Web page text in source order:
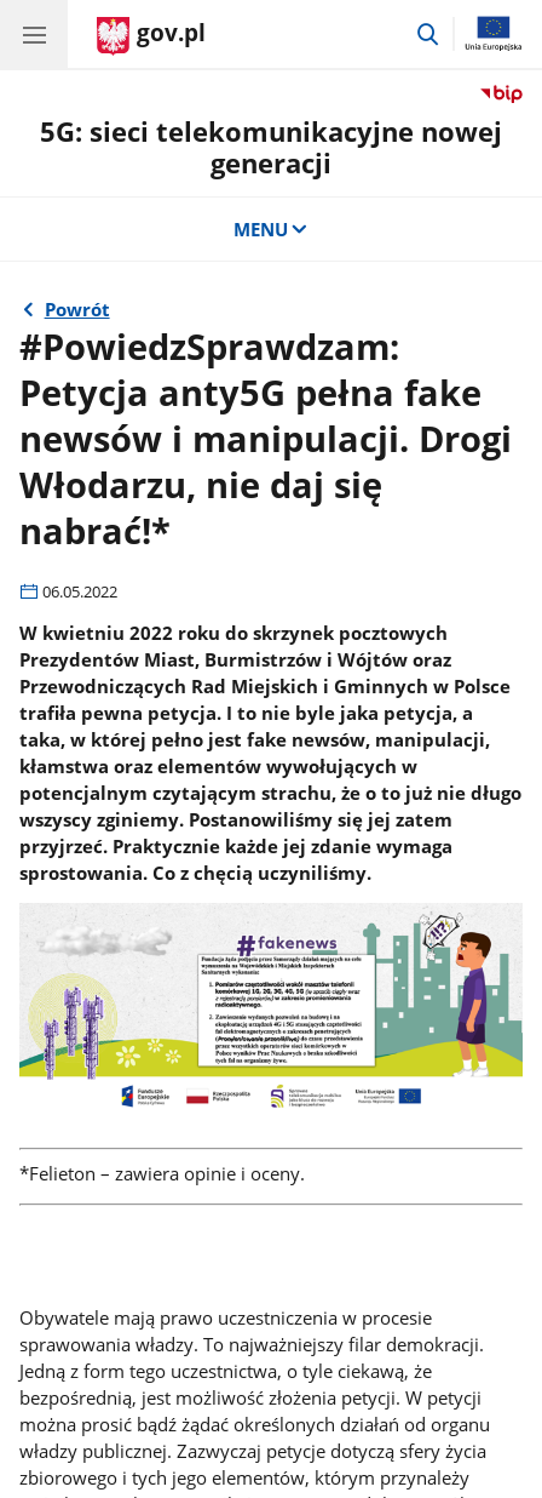
gov.pl
przejdź
5G: sieci telekomunikacyjne nowej
generacji
MENU
Powrót
#PowiedzSprawdzam:
Petycja anty5G pełna fake
newsów i manipulacji. Drogi
Włodarzu, nie daj się
nabrać!*
06.05.2022
W kwietniu 2022 roku do skrzynek pocztowych
Prezydentów Miast, Burmistrzów i Wójtów oraz
Przewodniczących Rad Miejskich i Gminnych w Polsce
trafiła pewna petycja. I to nie byle jaka petycja, a
taka, w której pełno jest fake newsów, manipulacji,
kłamstwa oraz elementów wywołujących w
potencjalnym czytającym strachu, że o to już nie długo
wszyscy zginiemy. Postanowiliśmy się jej zatem
przyjrzeć. Praktycznie każde jej zdanie wymaga
sprostowania. Co z chęcią uczyniliśmy.
*Felieton – zawiera opinie i oceny.
Obywatele mają prawo uczestniczenia w procesie
sprawowania władzy. To najważniejszy filar demokracji.
Jedną z form tego uczestnictwa, o tyle ciekawą, że
bezpośrednią, jest możliwość złożenia petycji. W petycji
można prosić bądź żądać określonych działań od organu
władzy publicznej. Zazwyczaj petycje dotyczą sfery życia
zbiorowego i tych jego elementów, którym przynależy